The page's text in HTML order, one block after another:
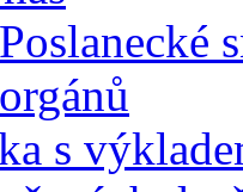
s